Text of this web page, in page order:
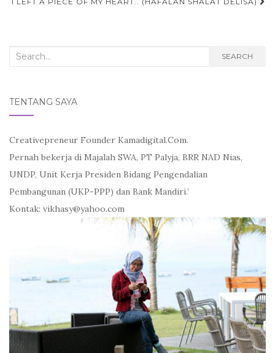
navigation
Search
SEARCH
TENTANG SAYA
Creativepreneur Founder Kamadigital.Com.
Pernah bekerja di Majalah SWA, PT Palyja, BRR NAD Nias,
UNDP, Unit Kerja Presiden Bidang Pengendalian
Pembangunan (UKP-PPP) dan Bank Mandiri.’
Kontak: vikhasy@yahoo.com